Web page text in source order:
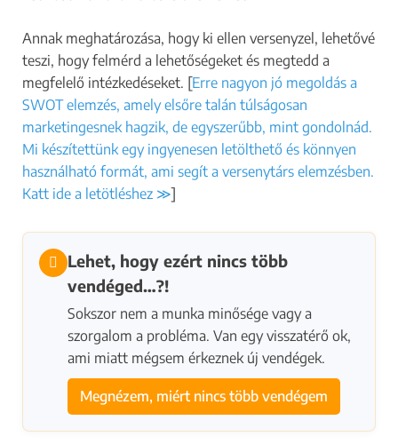
Annak meghatározása, hogy ki ellen versenyzel, lehetővé
teszi, hogy felmérd a lehetőségeket és megtedd a
megfelelő intézkedéseket. [Erre nagyon jó megoldás a
SWOT elemzés, amely elsőre talán túlságosan
marketingesnek hagzik, de egyszerűbb, mint gondolnád.
Mi készítettünk egy ingyenesen letölthető és könnyen
használható formát, ami segít a versenytárs elemzésben.
Katt ide a letötléshez ≫]
Lehet, hogy ezért nincs több
vendéged…?!
Sokszor nem a munka minősége vagy a
szorgalom a probléma. Van egy visszatérő ok,
ami miatt mégsem érkeznek új vendégek.
Megnézem, miért nincs több vendégem